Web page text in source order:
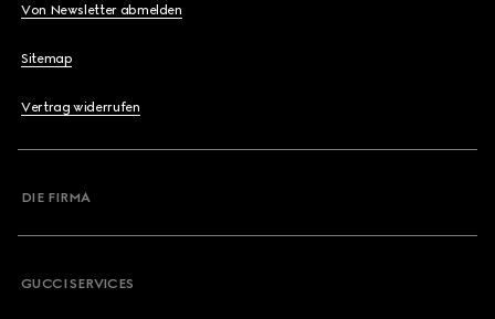
Von Newsletter abmelden
Sitemap
Vertrag widerrufen
DIE FIRMA
GUCCI SERVICES